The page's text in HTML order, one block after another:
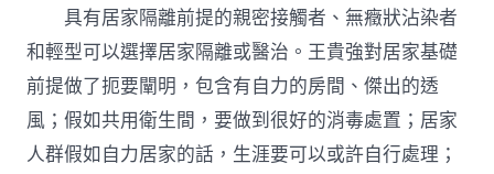
具有居家隔離前提的親密接觸者、無癥狀沾染者
和輕型可以選擇居家隔離或醫治。王貴強對居家基礎
前提做了扼要闡明，包含有自力的房間、傑出的透
風；假如共用衛生間，要做到很好的消毒處置；居家
人群假如自力居家的話，生涯要可以或許自行處理；